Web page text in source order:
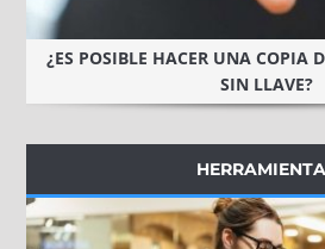
¿ES POSIBLE HACER UNA COPIA
SIN LLAVE?